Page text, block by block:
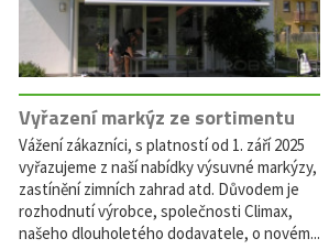
Vyřazení markýz ze sortimentu
Vážení zákazníci, s platností od 1. září 2025
vyřazujeme z naší nabídky výsuvné markýzy,
zastínění zimních zahrad atd. Důvodem je
rozhodnutí výrobce, společnosti Climax,
našeho dlouholetého dodavatele, o novém...